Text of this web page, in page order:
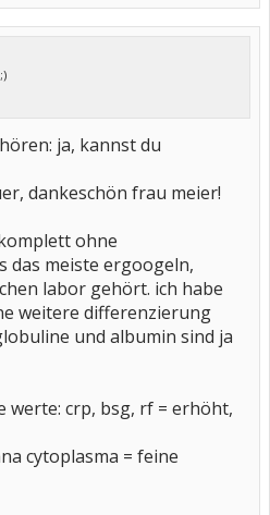
ja, kannst du
dankeschön frau meier!
ohne
das meiste ergoogeln,
labor gehört. ich habe
weitere differenzierung
und albumin sind ja
werte: crp, bsg, rf = erhöht,
cytoplasma = feine